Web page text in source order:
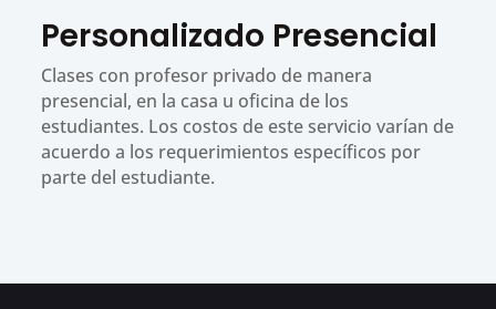
Personalizado Presencial
Clases con profesor privado de manera
presencial, en la casa u oficina de los
estudiantes. Los costos de este servicio varían de
acuerdo a los requerimientos específicos por
parte del estudiante.